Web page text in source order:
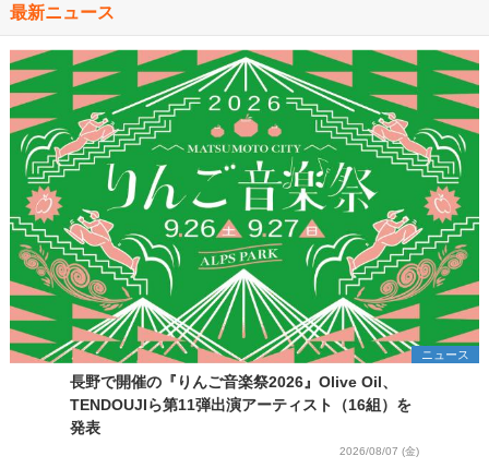
最新ニュース
ニュース
長野で開催の『りんご音楽祭2026』Olive Oil、
TENDOUJIら第11弾出演アーティスト（16組）を
発表
2026/08/07 (金)